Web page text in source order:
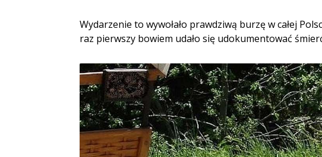
Wydarzenie to wywołało prawdziwą burzę w całej
raz pierwszy bowiem udało się udokumentować